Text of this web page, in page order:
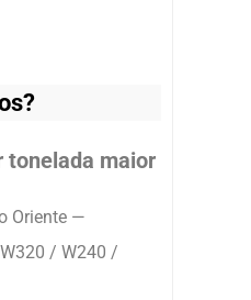
tonelada maior
Oriente —
/ W240 /